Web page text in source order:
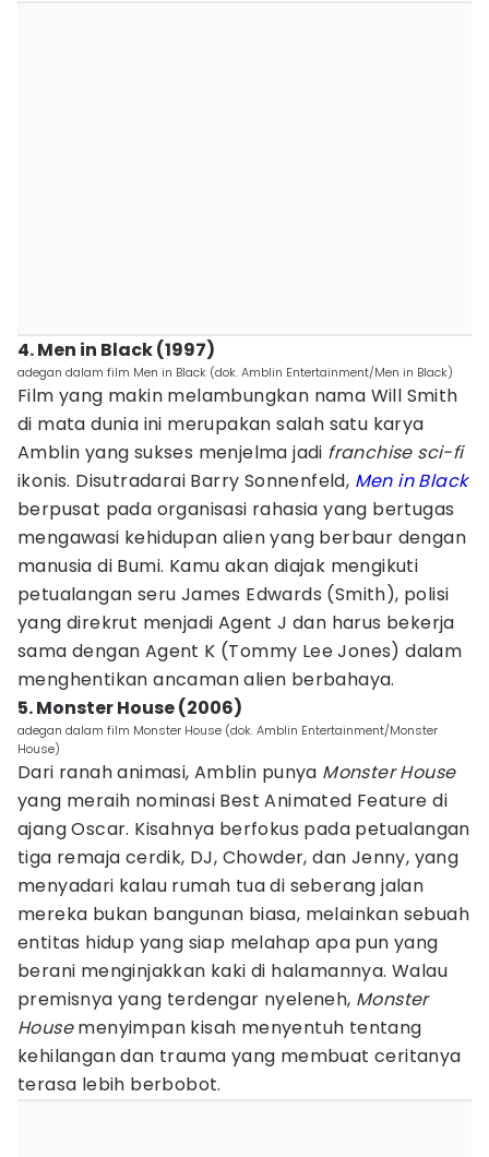
4. Men in Black (1997)
adegan dalam film Men in Black (dok. Amblin Entertainment/Men in Black)
Film yang makin melambungkan nama Will Smith
di mata dunia ini merupakan salah satu karya
Amblin yang sukses menjelma jadi franchise sci-fi
ikonis. Disutradarai Barry Sonnenfeld, Men in Black
berpusat pada organisasi rahasia yang bertugas
mengawasi kehidupan alien yang berbaur dengan
manusia di Bumi. Kamu akan diajak mengikuti
petualangan seru James Edwards (Smith), polisi
yang direkrut menjadi Agent J dan harus bekerja
sama dengan Agent K (Tommy Lee Jones) dalam
menghentikan ancaman alien berbahaya.
5. Monster House (2006)
adegan dalam film Monster House (dok. Amblin Entertainment/Monster
House)
Dari ranah animasi, Amblin punya Monster House
yang meraih nominasi Best Animated Feature di
ajang Oscar. Kisahnya berfokus pada petualangan
tiga remaja cerdik, DJ, Chowder, dan Jenny, yang
menyadari kalau rumah tua di seberang jalan
mereka bukan bangunan biasa, melainkan sebuah
entitas hidup yang siap melahap apa pun yang
berani menginjakkan kaki di halamannya. Walau
premisnya yang terdengar nyeleneh, Monster
Housemenyimpan kisah menyentuh tentang
kehilangan dan trauma yang membuat ceritanya
terasa lebih berbobot.